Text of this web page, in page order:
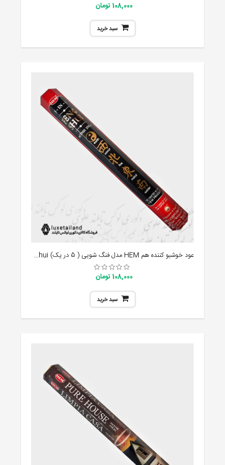
108,000 تومان
سبد خرید
عود خوشبو کننده هم HEM مدل فنگ شویی ( 5 در یک) feng shui
108,000 تومان
سبد خرید